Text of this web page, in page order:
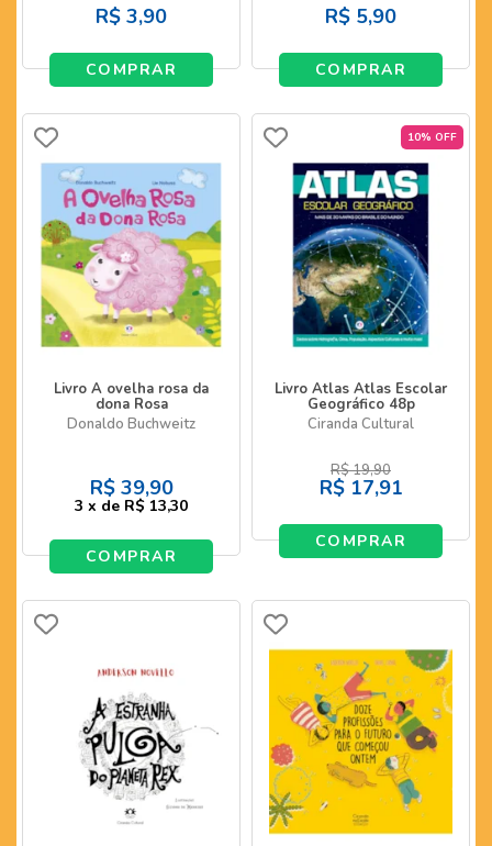
R$ 3,90
COMPRAR
R$ 5,90
COMPRAR
Livro A ovelha rosa da
dona Rosa
Donaldo Buchweitz
R$ 39,90
3 x de R$ 13,30
COMPRAR
10% OFF
Livro Atlas Atlas Escolar
Geográfico 48p
Ciranda Cultural
R$19,90
R$ 17,91
COMPRAR